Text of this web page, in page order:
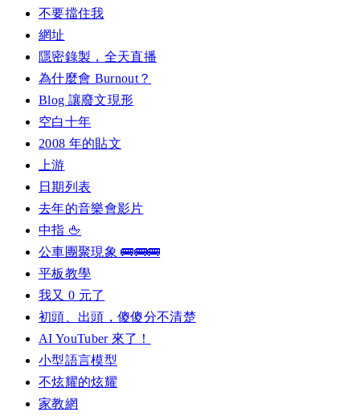
不要擋住我
網址
隱密錄製，全天直播
為什麼會 Burnout？
Blog 讓廢文現形
空白十年
2008 年的貼文
上游
日期列表
去年的音樂會影片
中指 🖕
公車團聚現象 🚌🚌🚌
平板教學
我又 0 元了
初頭、出頭，傻傻分不清楚
AI YouTuber 來了！
小型語言模型
不炫耀的炫耀
家教網